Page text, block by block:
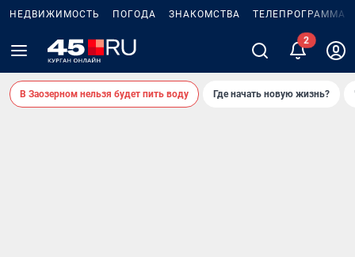
НЕДВИЖИМОСТЬ ПОГОДА ЗНАКОМСТВА ТЕЛЕПРОГРАММА
2
В Заозерном нельзя будет пить воду Где начать новую жизнь?